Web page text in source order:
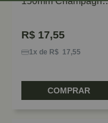
R$ 17,55
1x de R$ 17,55
COMPRAR